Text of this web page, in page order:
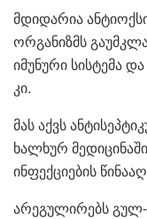
მდიდარია
ორგანიზმს
იმუნური სისტემა
კი.
მას აქვს
ხალხურ
ინფექციების
არეგულირებს